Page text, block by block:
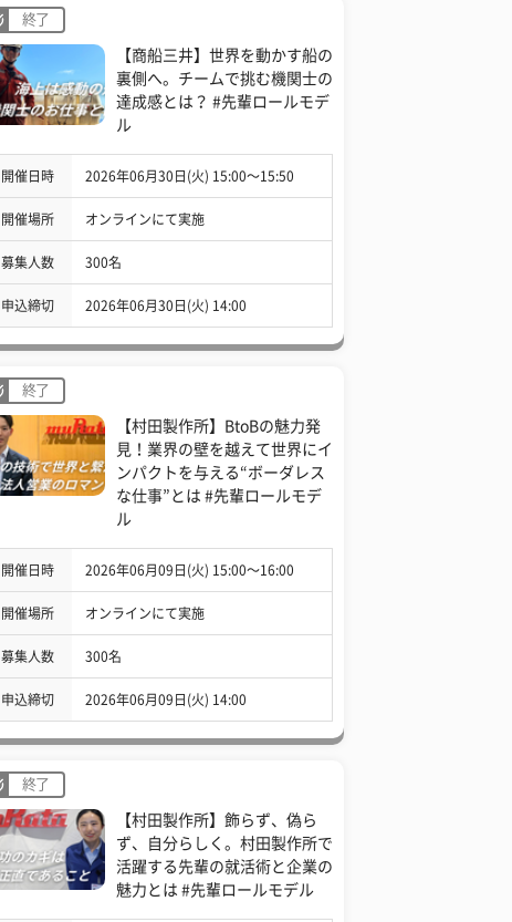
終了
【商船三井】世界を動かす船の
裏側へ。チームで挑む機関士の
達成感とは？ #先輩ロールモデ
ル
開催日時 2026年06月30日(火) 15:00〜15:50
開催場所 オンラインにて実施
募集人数 300名
申込締切 2026年06月30日(火) 14:00
終了
【村田製作所】BtoBの魅力発
見！業界の壁を越えて世界にイ
ンパクトを与える“ボーダレス
な仕事”とは #先輩ロールモデ
ル
開催日時 2026年06月09日(火) 15:00〜16:00
開催場所 オンラインにて実施
募集人数 300名
申込締切 2026年06月09日(火) 14:00
終了
【村田製作所】飾らず、偽ら
ず、自分らしく。村田製作所で
活躍する先輩の就活術と企業の
魅力とは #先輩ロールモデル